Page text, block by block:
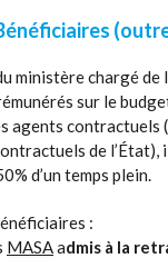
ministère chargé de
sur le
agents contractuels
de l’État),
d’un temps plein.
:
MASAadmis à la